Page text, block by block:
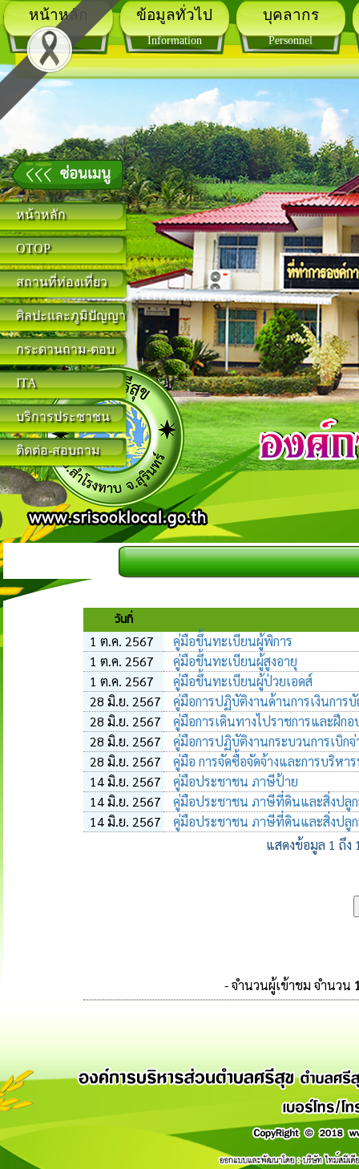
หน้าหลัก
OTOP
สถานที่ท่องเที่ยว
ศิลปะและภูมิปัญญา
กระดานถาม-ตอบ
ITA
บริการประชาชน
ติดต่อ-สอบถาม
หน้าหลัก
Home
ข้อมูลทั่วไป
Information
บุคลากร
Personnel
วันที่
1 ต.ค. 2567
คู่มือขึ้นทะเบียนผู้พิการ
1 ต.ค. 2567
คู่มือขึ้นทะเบียนผู้สูงอายุ
1 ต.ค. 2567
คู่มือขึ้นทะเบียนผู้ป่วยเอดส์
28 มิ.ย. 2567
คู่มือการปฏิบัติงานด้านการเงินการ
28 มิ.ย. 2567
คู่มือการเดินทางไปราชการและฝึกอ
28 มิ.ย. 2567
คู่มือการปฏิบัติงานกระบวนการเบิก
28 มิ.ย. 2567
คู่มือ การจัดซื้อจัดจ้างและการบริหา
14 มิ.ย. 2567
คู่มือประชาชน ภาษีป้าย
14 มิ.ย. 2567
คู่มือประชาชน ภาษีที่ดินและสิ่งปลูก
14 มิ.ย. 2567
คู่มือประชาชน ภาษีที่ดินและสิ่งปลูก
แสดงข้อมูล 1 ถึ
- จำนวนผู้เข้าชม จำนวน